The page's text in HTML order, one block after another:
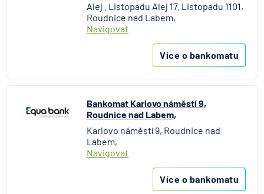
Alej . Listopadu Alej 17. Listopadu 1101,
Roudnice nad Labem,
Navigovat
Více o bankomatu
Bankomat Karlovo náměstí 9,
Roudnice nad Labem,
Karlovo náměstí 9, Roudnice nad
Labem,
Navigovat
Více o bankomatu